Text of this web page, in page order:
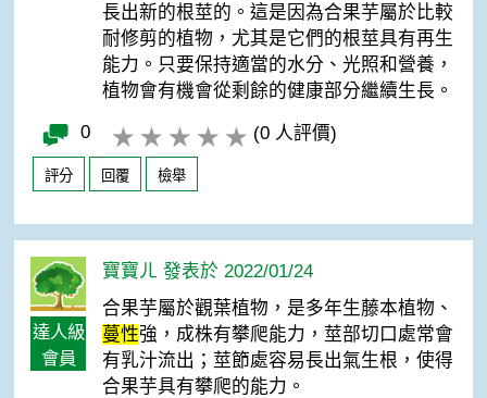
長出新的根莖的。這是因為合果芋屬於比較
耐修剪的植物，尤其是它們的根莖具有再生
能力。只要保持適當的水分、光照和營養，
植物會有機會從剩餘的健康部分繼續生長。
0 (0 人評價)
評分 回覆 檢舉
達人級
會員
寶寶ㄦ 發表於 2022/01/24
合果芋屬於觀葉植物，是多年生藤本植物、
蔓性強，成株有攀爬能力，莖部切口處常會
有乳汁流出；莖節處容易長出氣生根，使得
合果芋具有攀爬的能力。